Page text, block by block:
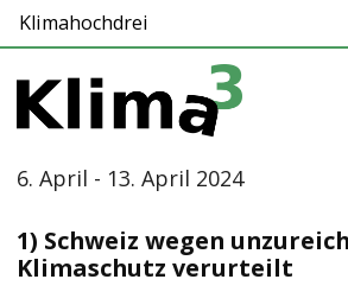
Klimahochdrei
6. April - 13. April 2024
1) Schweiz wegen
Klimaschutz verurteilt